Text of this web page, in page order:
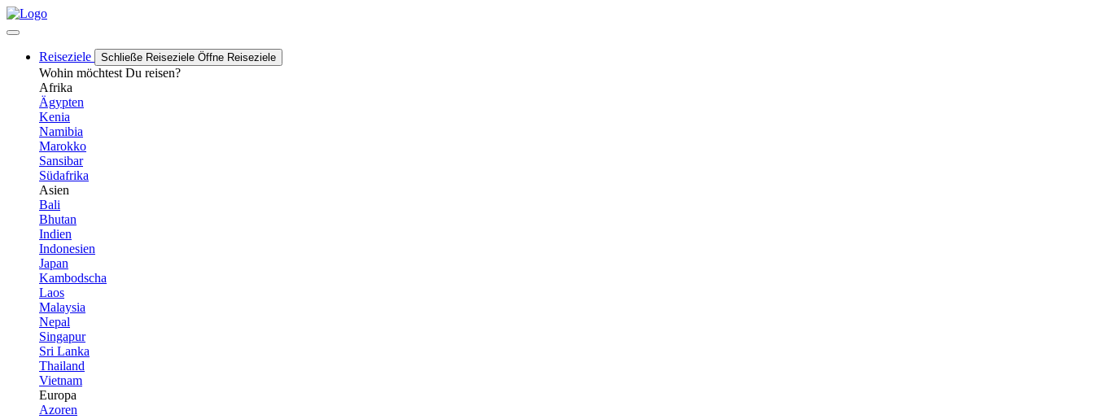
Reiseziele Schließe Reiseziele Öffne Reiseziele
Wohin möchtest Du reisen?
Afrika
Ägypten
Kenia
Namibia
Marokko
Sansibar
Südafrika
Asien
Bali
Bhutan
Indien
Indonesien
Japan
Kambodscha
Laos
Malaysia
Nepal
Singapur
Sri Lanka
Thailand
Vietnam
Europa
Azoren